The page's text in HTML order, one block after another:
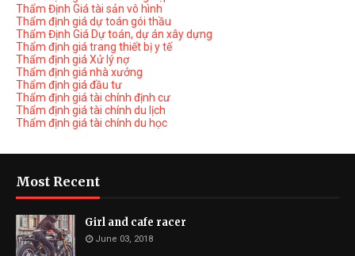
Thẩm Định Giá tài sản vô hình
Thẩm định giá dự toán gói thầu
Thẩm Định Giá Dự toán, dự án xây dựng
Thẩm định giá trang thiết bị y tế
Thẩm định giá Xử lý nợ
Thẩm định giá nhà xưởng
Thẩm định giá đầu tư
Thẩm định giá tài chính định cư
Thẩm định giá tài chính du lịch
Thẩm định giá tài chính du học
Most Recent
Girl and cafe racer
June 03, 2018